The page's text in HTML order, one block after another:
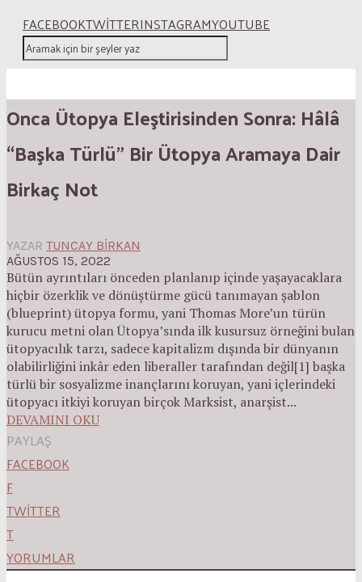
FACEBOOKTWITTERINSTAGRAMYOUTUBE
Onca Ütopya Eleştirisinden Sonra: Hâlâ
“Başka Türlü” Bir Ütopya Aramaya Dair
Birkaç Not
YAZAR TUNCAY BIRKAN
AĞUSTOS 15, 2022
Bütün ayrıntıları önceden planlanıp içinde yaşayacaklara
hiçbir özerklik ve dönüştürme gücü tanımayan şablon
(blueprint) ütopya formu, yani Thomas More’un türün
kurucu metni olan Ütopya’sında ilk kusursuz örneğini bulan
ütopyacılık tarzı, sadece kapitalizm dışında bir dünyanın
olabilirliğini inkâr eden liberaller tarafından değil[1] başka
türlü bir sosyalizme inançlarını koruyan, yani içlerindeki
ütopyacı itkiyi koruyan birçok Marksist, anarşist...
DEVAMINI OKU
PAYLAŞ
FACEBOOK
F
TWITTER
T
YORUMLAR